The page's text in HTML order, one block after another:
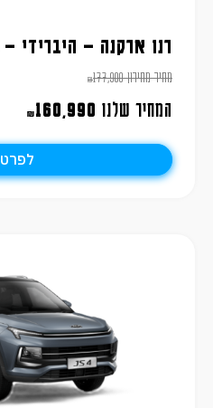
רנו ארקנה – היברידי – 2025
מחיר מחירון ₪177,900
המחיר שלנו ₪160,990